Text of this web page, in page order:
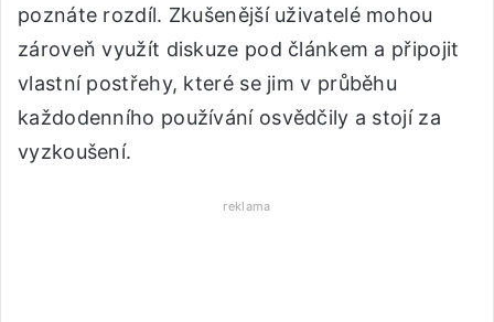
poznáte rozdíl. Zkušenější uživatelé mohou
zároveň využít diskuze pod článkem a připojit
vlastní postřehy, které se jim v průběhu
každodenního používání osvědčily a stojí za
vyzkoušení.
reklama